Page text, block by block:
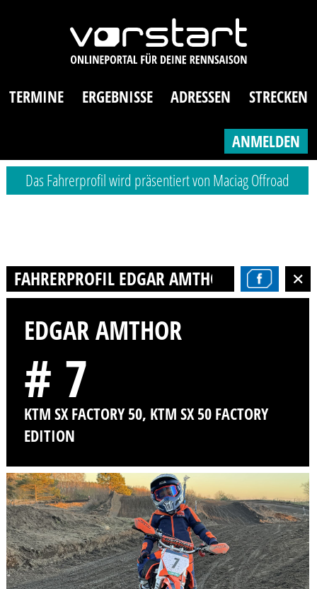
TERMINE ERGEBNISSE ADRESSEN STRECKEN
ANMELDEN
Das Fahrerprofil wird präsentiert von Maciag Offroad
FAHRERPROFIL EDGAR AMTHOR
EDGAR AMTHOR
# 7
KTM SX FACTORY 50, KTM SX 50 FACTORY
EDITION